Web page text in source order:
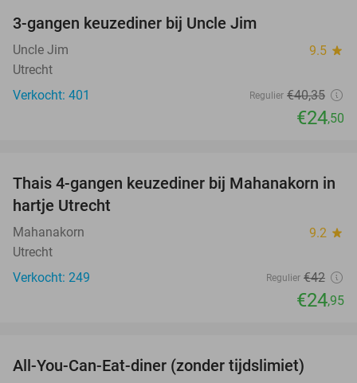
3-gangen keuzediner bij Uncle Jim
Uncle Jim 9.5 star
Utrecht
Verkocht: 401
Regulier €40,35
€24,50
41%
Thais 4-gangen keuzediner bij Mahanakorn in
hartje Utrecht
Mahanakorn 9.2 star
Utrecht
Verkocht: 249
Regulier €42
€24,95
All-You-Can-Eat-diner (zonder tijdslimiet)